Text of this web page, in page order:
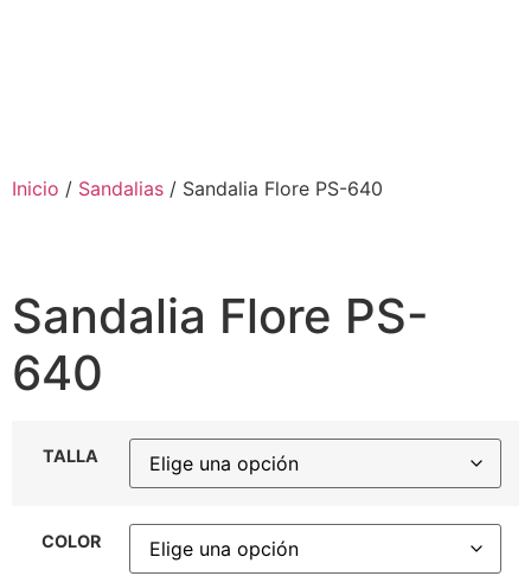
Inicio / Sandalias / Sandalia Flore PS-640
Sandalia Flore PS-
640
TALLA
COLOR